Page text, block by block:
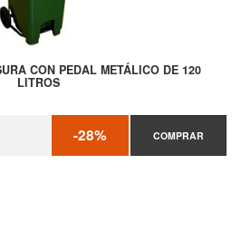
CON PEDAL METÁLICO DE 120
LITROS
-28% COMPRAR